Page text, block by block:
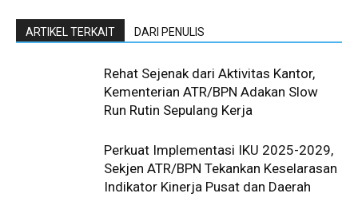
ARTIKEL TERKAIT DARI PENULIS
Rehat Sejenak dari Aktivitas Kantor,
Kementerian ATR/BPN Adakan Slow
Run Rutin Sepulang Kerja ‎
Perkuat Implementasi IKU 2025-2029,
Sekjen ATR/BPN Tekankan Keselarasan
Indikator Kinerja Pusat dan Daerah